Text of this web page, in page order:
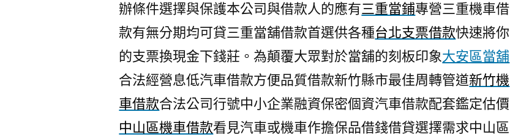
辦條件選擇與保護本公司與借款人的應有三重當鋪專營三重機車借
款有無分期均可貸三重當舖借款首選供各種台北支票借款快速將你
的支票換現金下錢莊。為顛覆大眾對於當舖的刻板印象大安區當舖
合法經營息低汽車借款方便品質借款新竹縣市最佳周轉管道新竹機
車借款合法公司行號中小企業融資保密個資汽車借款配套鑑定估價
中山區機車借款看見汽車或機車作擔保品借錢借貸選擇需求中山區